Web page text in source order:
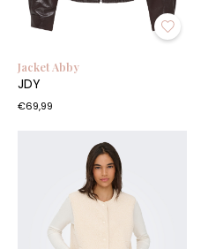
Jacket Abby
JDY
€69,99